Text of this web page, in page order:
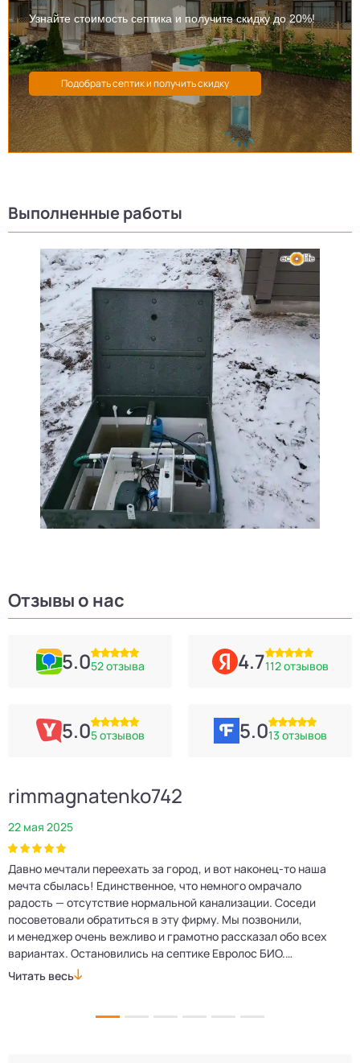
Узнайте стоимость септика и получите скидку до 20%!
Выполненные работы
Отзывы о нас
5.052 отзыва 4.7112 отзывов
5.05 отзывов 5.013 отзывов
rimmagnatenko742
22 мая 2025
Давно мечтали переехать за город, и вот наконец‑то наша
мечта сбылась! Единственное, что немного омрачало
радость — отсутствие нормальной канализации. Соседи
посоветовали обратиться в эту фирму. Мы позвонили,
и менеджер очень вежливо и грамотно рассказал обо всех
вариантах. Остановились на септике Евролос БИО.
Монтажники приехали вовремя, установили всё быстро
Читать весь